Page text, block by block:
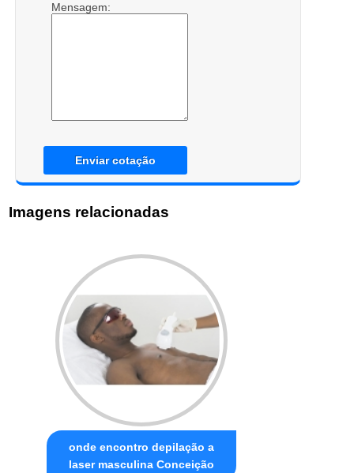
Mensagem:
Enviar cotação
Imagens relacionadas
onde encontro depilação a
laser masculina Conceição